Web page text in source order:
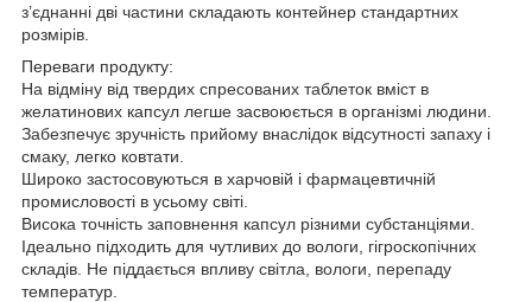
з’єднанні дві частини складають контейнер стандартних
розмірів.
Переваги продукту:
На відміну від твердих спресованих таблеток вміст в
желатинових капсул легше засвоюється в організмі людини.
Забезпечує зручність прийому внаслідок відсутності запаху і
смаку, легко ковтати.
Широко застосовуються в харчовій і фармацевтичній
промисловості в усьому світі.
Висока точність заповнення капсул різними субстанціями.
Ідеально підходить для чутливих до вологи, гігроскопічних
складів. Не піддається впливу світла, вологи, перепаду
температур.